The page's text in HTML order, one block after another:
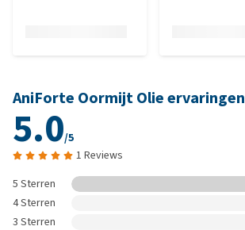
AniForte Oormijt Olie ervaringen
5.0/5
1 Reviews
5 Sterren
4 Sterren
3 Sterren